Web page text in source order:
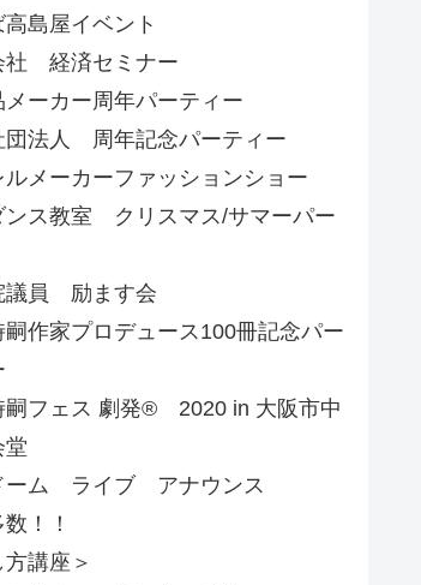
高島屋イベント
社 経済セミナー
メーカー周年パーティー
団法人 周年記念パーティー
ルメーカーファッションショー
ンス教室 クリスマス/サマーパー
議員 励ます会
嗣作家プロデュース100冊記念パー
嗣フェス 劇発®︎ 2020 in 大阪市中
堂
ーム ライブ アナウンス
！！
方講座＞